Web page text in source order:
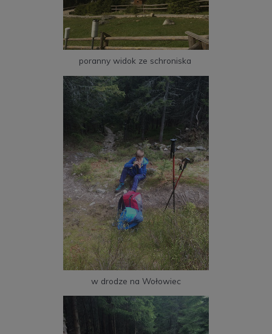
poranny widok ze schroniska
w drodze na Wołowiec